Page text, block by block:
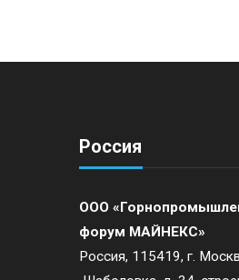
t
a
v
i
Россия
ООО
форум МАЙНЕКС»
Россия, 115419, г.